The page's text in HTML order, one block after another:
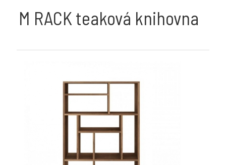
M RACK teaková knihovna